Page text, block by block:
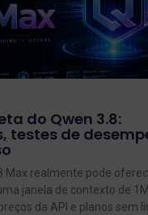
do Qwen 3.8:
testes de
Max realmente pode
janela de contexto de
da API e planos sem